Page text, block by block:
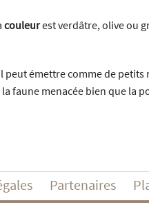
couleurest verdâtre, olive ou
peut émettre comme de petits
faune menacée bien que la
Partenaires